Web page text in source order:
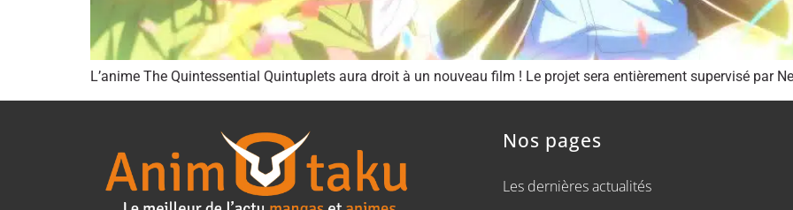
L’anime The Quintessential Quintuplets aura droit à un nouveau film ! Le projet sera entièrement supervisé par
Nos pages
Les dernières actualités